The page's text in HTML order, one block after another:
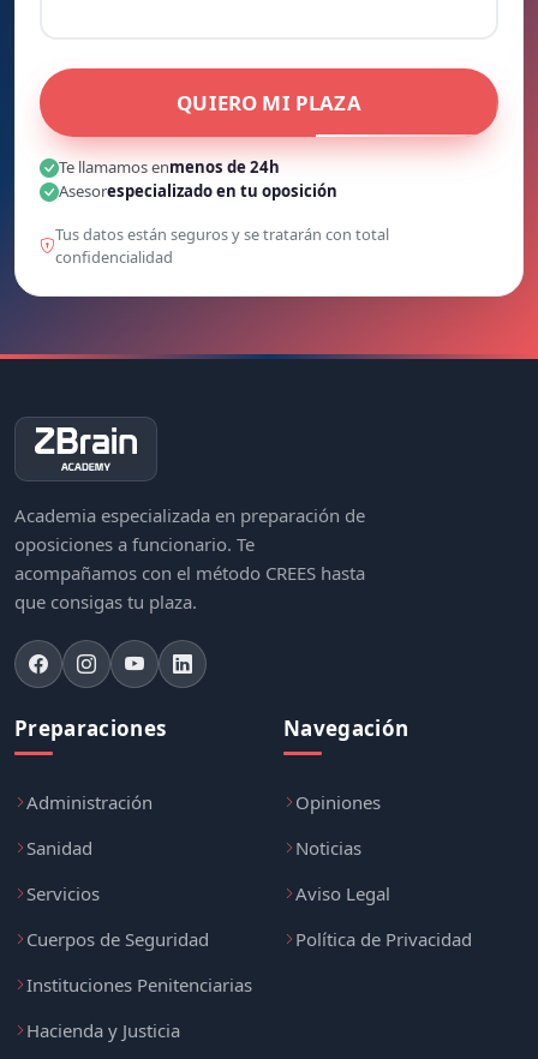
QUIERO MI PLAZA
Te llamamos enmenos de 24h
Asesorespecializado en tu oposición
Tus datos están seguros y se tratarán con total
confidencialidad
Academia especializada en preparación de
oposiciones a funcionario. Te
acompañamos con el método CREES hasta
que consigas tu plaza.
Preparaciones
Administración
Sanidad
Servicios
Cuerpos de Seguridad
Instituciones Penitenciarias
Hacienda y Justicia
Navegación
Opiniones
Noticias
Aviso Legal
Política de Privacidad